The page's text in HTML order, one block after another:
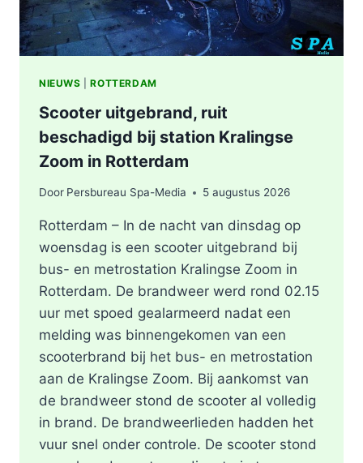
NIEUWS |ROTTERDAM
Scooter uitgebrand, ruit
beschadigd bij station Kralingse
Zoom in Rotterdam
Door Persbureau Spa-Media 5 augustus 2026
Rotterdam – In de nacht van dinsdag op
woensdag is een scooter uitgebrand bij
bus- en metrostation Kralingse Zoom in
Rotterdam. De brandweer werd rond 02.15
uur met spoed gealarmeerd nadat een
melding was binnengekomen van een
scooterbrand bij het bus- en metrostation
aan de Kralingse Zoom. Bij aankomst van
de brandweer stond de scooter al volledig
in brand. De brandweerlieden hadden het
vuur snel onder controle. De scooter stond